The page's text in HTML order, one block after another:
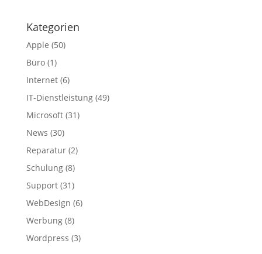
Kategorien
Apple (50)
Büro(1)
Internet(6)
IT-Dienstleistung(49)
Microsoft(31)
News (30)
Reparatur(2)
Schulung(8)
Support(31)
WebDesign (6)
Werbung(8)
Wordpress (3)